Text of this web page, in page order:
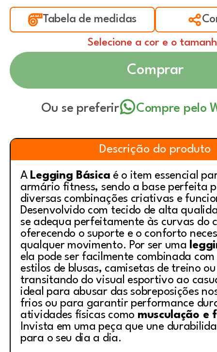
Tabela de medidas
Selecione a cor e o
Comprar
Ou se preferir Compre pelo
Descrição do produto
A Legging Básica é o item essencial
armário fitness, sendo a base perfeita
diversas combinações criativas e
Desenvolvido com tecido de alta
se adequa perfeitamente às curvas do
oferecendo o suporte e o conforto
qualquer movimento. Por ser uma
ela pode ser facilmente combinada
estilos de blusas, camisetas de treino
transitando do visual esportivo ao
ideal para abusar das sobreposições
frios ou para garantir performance
atividades físicas como musculação e
Invista em uma peça que une
para o seu dia a dia.